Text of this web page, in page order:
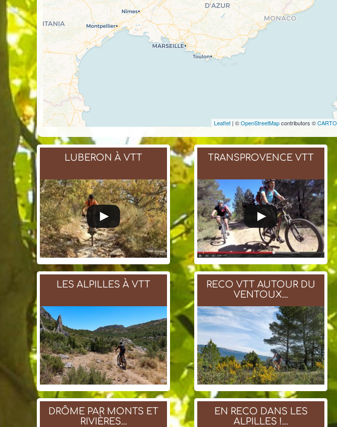
Leaflet | ©OpenStreetMapcontributors ©CARTO
LUBERON À VTT TRANSPROVENCE VTT
LES ALPILLES À VTT
RECO VTT AUTOUR DU
VENTOUX...
DRÔME PAR MONTS ET
RIVIÈRES...
EN RECO DANS LES
ALPILLES !...